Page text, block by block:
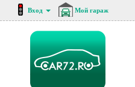
Вход Мой гараж